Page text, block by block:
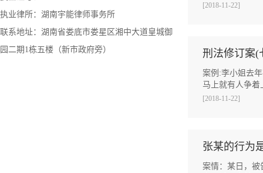
执业律所：湖南宇能律师事务所
联系地址：湖南省娄底市娄星区湘中大道皇城御
园二期1栋五楼（新市政府旁）
[2018-11-22]
刑法修订案(
案例:李小姐去
马上就有人争
[2018-11-22]
张某的行为
案情：某日，被